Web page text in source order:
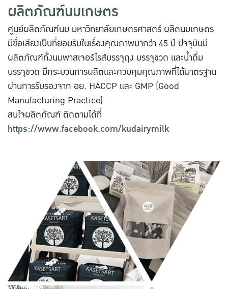
ผลิตภัณฑ์นมเกษตร
ศูนย์ผลิตภัณฑ์นม มหาวิทยาลัยเกษตรศาสตร์ ผลิตนมเกษตร
มีชื่อเสียงเป็นที่ยอมรับในเรื่องคุณภาพมากว่า 45 ปี ปัจจุบันมี
ผลิตภัณฑ์ทั้งนมพาสเจอร์ไรส์บรรจุถุง บรรจุขวด และน้ำดื่ม
บรรจุขวด มีกระบวนการผลิตและควบคุมคุณภาพที่ได้มาตรฐาน
ผ่านการรับรองจาก อย. HACCP และ GMP (Good
Manufacturing Practice)
สนใจผลิตภัณฑ์ ติดตามได้ที่
https://www.facebook.com/kudairymilk